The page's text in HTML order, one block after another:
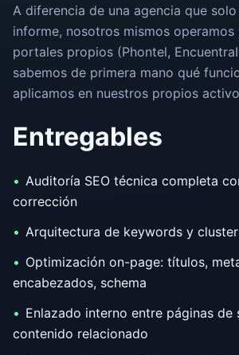
A diferencia de una agencia que
informe, nosotros mismos
portales propios (Phontel,
sabemos de primera mano qué
aplicamos en nuestros propios
Entregables
Auditoría SEO técnica completa
corrección
Arquitectura de keywords y
Optimización on-page: títulos,
encabezados, schema
Enlazado interno entre páginas de
contenido relacionado